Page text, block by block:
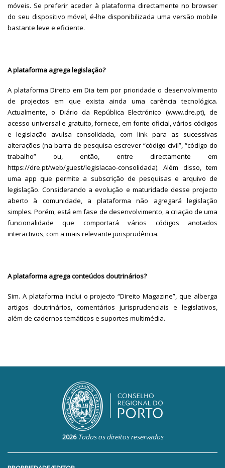
móveis. Se preferir aceder à plataforma directamente no browser
do seu dispositivo móvel, é-lhe disponibilizada uma versão mobile
bastante leve e eficiente.
A plataforma agrega legislação?
A plataforma Direito em Dia tem por prioridade o desenvolvimento
de projectos em que exista ainda uma carência tecnológica.
Actualmente, o Diário da República Electrónico (www.dre.pt), de
acesso universal e gratuito, fornece, em fonte oficial, vários códigos
e legislação avulsa consolidada, com link para as sucessivas
alterações (na barra de pesquisa escrever “código civil”, “código do
trabalho” ou, então, entre directamente em
https://dre.pt/web/guest/legislacao-consolidada). Além disso, tem
uma app que permite a subscrição de pesquisas e arquivo de
legislação. Considerando a evolução e maturidade desse projecto
aberto à comunidade, a plataforma não agregará legislação
simples. Porém, está em fase de desenvolvimento, a criação de uma
funcionalidade que comportará vários códigos anotados
interactivos, com a mais relevante jurisprudência.
A plataforma agrega conteúdos doutrinários?
Sim. A plataforma inclui o projecto “Direito Magazine”, que alberga
artigos doutrinários, comentários jurisprudenciais e legislativos,
além de cadernos temáticos e suportes multimédia.
2026 Todos os direitos reservados